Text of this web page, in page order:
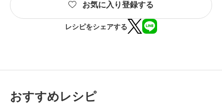
お気に入り登録する
レシピをシェアする
おすすめレシピ